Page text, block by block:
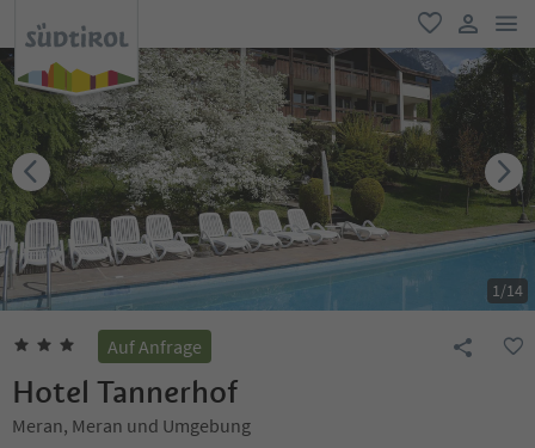
favorit
user link
1/14
Auf Anfrage
Hotel Tannerhof
Meran, Meran und Umgebung